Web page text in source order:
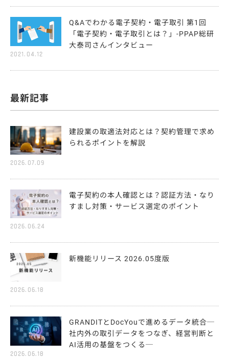
2021.04.12
Q&Aでわかる電子契約・電子取引 第1回
「電子契約・電子取引とは？」-PPAP総研
大泰司さんインタビュー
最新記事
2026.07.09
建設業の取適法対応とは？契約管理で求め
られるポイントを解説
2026.06.24
電子契約の本人確認とは？認証方法・なり
すまし対策・サービス選定のポイント
2026.06.18
新機能リリース 2026.05度版
2026.06.18
GRANDITとDocYouで進めるデータ統合─
社内外の取引データをつなぎ、経営判断と
AI活用の基盤をつくる─